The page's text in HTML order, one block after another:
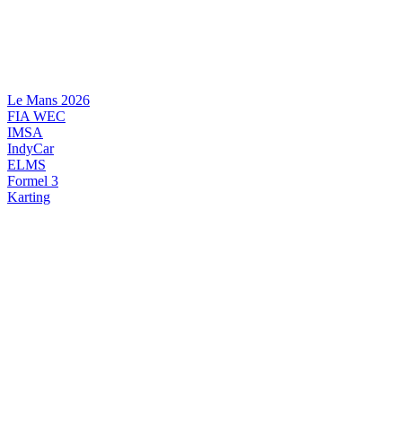
Le Mans 2026
FIA WEC
IMSA
IndyCar
ELMS
Formel 3
Karting